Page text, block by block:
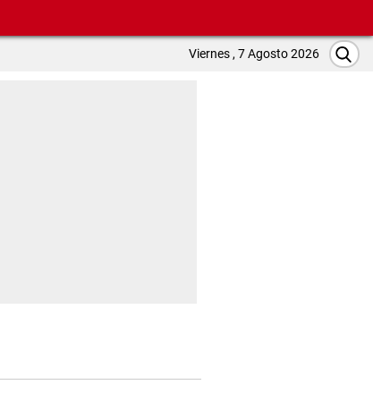
Viernes , 7 Agosto 2026